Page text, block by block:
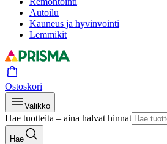
Autoilu
Kauneus ja hyvinvointi
Lemmikit
Ostoskori
Valikko
Hae tuotteita – aina halvat hinnat
Hae